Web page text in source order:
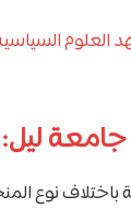
ليل:
نوع